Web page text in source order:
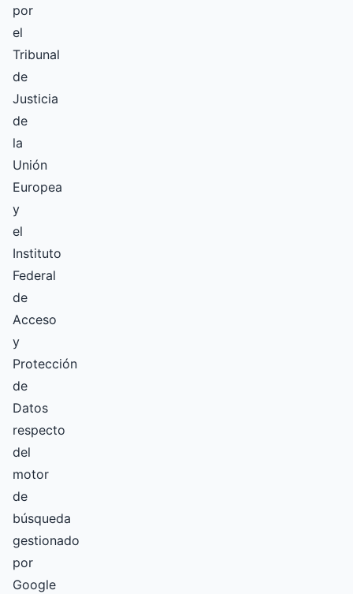
por
el
Tribunal
de
Justicia
de
la
Unión
Europea
y
el
Instituto
Federal
de
Acceso
y
Protección
de
Datos
respecto
del
motor
de
búsqueda
gestionado
por
Google